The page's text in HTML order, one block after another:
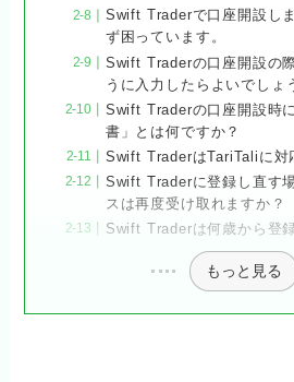
Swift Traderで口座開設し
ず困っています。
Swift Traderの口座開設の
うに入力したらよいでしょ
Swift Traderの口座開設時
書」とは何ですか？
Swift TraderはTariTaliに対
Swift Traderに登録し直す
スは再度受け取れますか？
Swift Traderは何歳から登
もっと見る